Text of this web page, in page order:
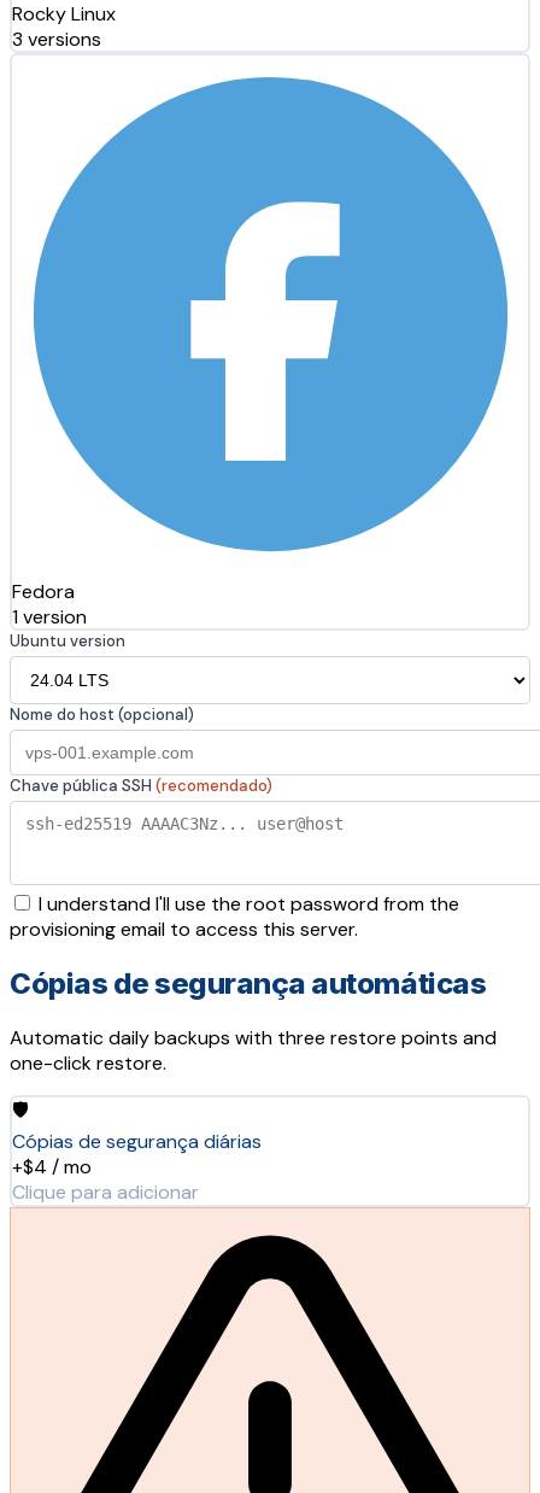
Rocky Linux
3 versions
Fedora
1 version
Ubuntu version
Nome do host (opcional)
Chave pública SSH (recomendado)
I understand I'll use the root password from the
provisioning email to access this server.
Cópias de segurança automáticas
Automatic daily backups with three restore points and
one-click restore.
🛡️
Cópias de segurança diárias
+$4 / mo
Clique para adicionar